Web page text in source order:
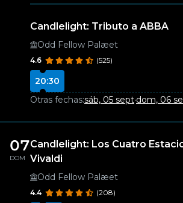
Candlelight: Tributo a ABBA
Odd Fellow Palæet
4.6 (525)
20:30
Otras fechas:sáb, 05 sept·dom, 06
07
DOM
Candlelight: Los Cuatro
Vivaldi
Odd Fellow Palæet
4.4 (208)